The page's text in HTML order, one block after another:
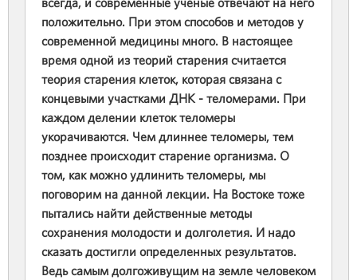
положительно. При этом способов и методов у
современной медицины много. В настоящее
время одной из теорий старения считается
теория старения клеток, которая связана с
концевыми участками ДНК ‑ теломерами. При
каждом делении клеток теломеры
укорачиваются. Чем длиннее теломеры, тем
позднее происходит старение организма. О
том, как можно удлинить теломеры, мы
поговорим на данной лекции. На Востоке тоже
пытались найти действенные методы
сохранения молодости и долголетия. И надо
сказать достигли определенных результатов.
Ведь самым долгоживущим на земле человеком